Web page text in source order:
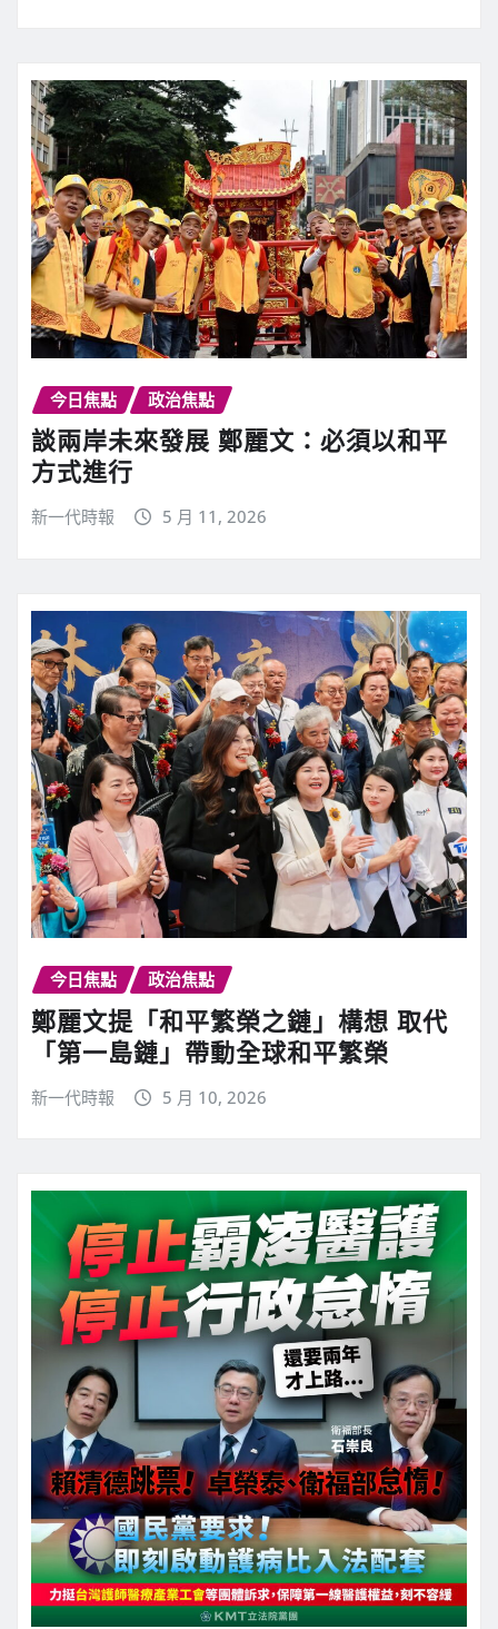
今日焦點 政治焦點
談兩岸未來發展 鄭麗文：必須以和平
方式進行
新一代時報 5 月 11, 2026
今日焦點 政治焦點
鄭麗文提「和平繁榮之鏈」構想 取代
「第一島鏈」帶動全球和平繁榮
新一代時報 5 月 10, 2026